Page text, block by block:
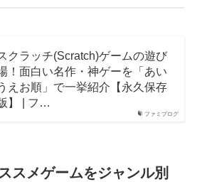
ファミプログ
クラッチ(Scratch)ゲームの遊び
！面白い名作・神ゲーを「あい
えお順」で一挙紹介【永久保存
】 | フ…
スメゲームをジャンル別